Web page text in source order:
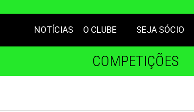
NOTÍCIAS O CLUBE SEJA SÓCIO
COMPETIÇÕES